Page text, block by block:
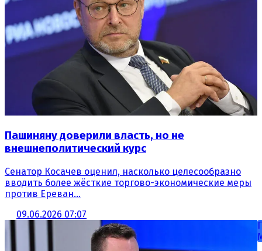
Пашиняну доверили власть, но не
внешнеполитический курс
Сенатор Косачев оценил, насколько целесообразно
вводить более жёсткие торгово-экономические меры
против Ереван...
09.06.2026 07:07